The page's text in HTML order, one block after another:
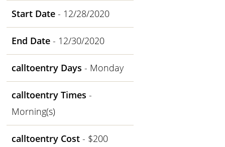
Start Date - 12/28/2020
End Date - 12/30/2020
calltoentry Days - Monday
calltoentry Times -
Morning(s)
calltoentry Cost - $200